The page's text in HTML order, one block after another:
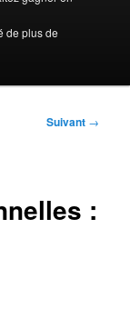
de plus de
Suivant →
: